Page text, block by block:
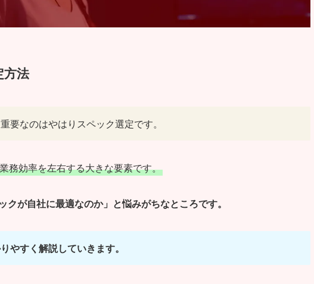
方法
要なのはやはりスペック選定です。
務効率を左右する大きな要素です。
が自社に最適なのか」と悩みがちなところです。
やすく解説していきます。